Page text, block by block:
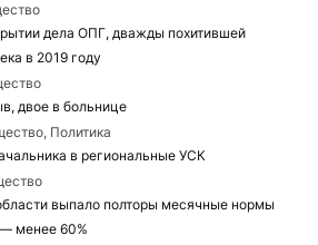
дела ОПГ, дважды похитившей
в 2019 году
двое в больнице
Политика
в региональные УСК
выпало полторы месячные нормы
менее 60%